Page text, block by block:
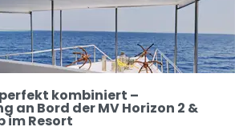
kombiniert –
an Bord der MV Horizon 2 &
im Resort